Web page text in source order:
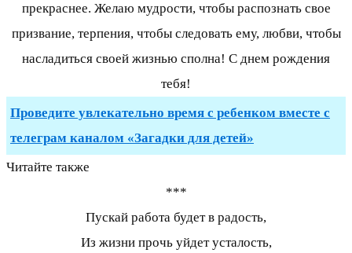
прекраснее. Желаю мудрости, чтобы распознать свое
призвание, терпения, чтобы следовать ему, любви, чтобы
насладиться своей жизнью сполна! С днем рождения
тебя!
Проведите увлекательно время с ребенком вместе с
телеграм каналом «Загадки для детей»
Читайте также
***
Пускай работа будет в радость,
Из жизни прочь уйдет усталость,